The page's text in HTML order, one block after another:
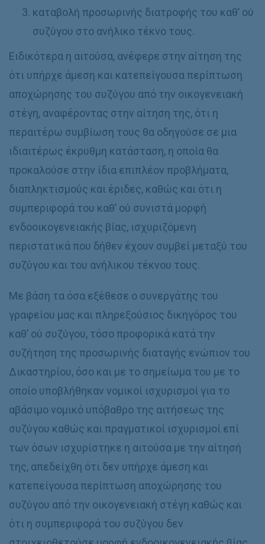
καταβολή προσωρινής διατροφής του καθ’ ού
συζύγου στο ανήλικο τέκνο τους.
Ειδικότερα η αιτούσα, ανέφερε στην αίτηση της
ότι υπήρχε άμεση και κατεπείγουσα περίπτωση
αποχώρησης του συζύγου από την οικογενειακή
στέγη, αναφέροντας στην αίτηση της, ότι η
περαιτέρω συμβίωση τους θα οδηγούσε σε μια
ιδιαιτέρως έκρυθμη κατάσταση, η οποία θα
προκαλούσε στην ίδια επιπλέον προβλήματα,
διαπληκτισμούς και έριδες, καθώς και ότι η
συμπεριφορά του καθ’ ού συνιστά μορφή
ενδοοικογενειακής βίας, ισχυριζόμενη
περιστατικά που δήθεν έχουν συμβεί μεταξύ του
συζύγου και του ανήλικου τέκνου τους.
Με βάση τα όσα εξέθεσε ο συνεργάτης του
γραφείου μας και πληρεξούσιος δικηγόρος του
καθ’ ού συζύγου, τόσο προφορικά κατά την
συζήτηση της προσωρινής διαταγής ενώπιον του
Δικαστηρίου, όσο και με το σημείωμα του με το
οποίο υποβλήθηκαν νομικοί ισχυρισμοί για το
αβάσιμο νομικό υπόβαθρο της αιτήσεως της
συζύγου καθώς και πραγματικοί ισχυρισμοί επί
των όσων ισχυρίστηκε η αιτούσα με την αίτησή
της, απεδείχθη ότι δεν υπήρχε άμεση και
κατεπείγουσα περίπτωση αποχώρησης του
συζύγου από την οικογενειακή στέγη καθώς και
ότι η συμπεριφορά του συζύγου δεν